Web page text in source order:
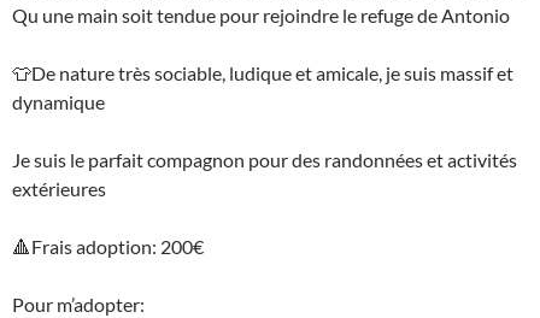
Qu une main soit tendue pour rejoindre le refuge de Antonio
👕De nature très sociable, ludique et amicale, je suis massif et
dynamique
Je suis le parfait compagnon pour des randonnées et activités
extérieures
🔺Frais adoption: 200€
Pour m’adopter: